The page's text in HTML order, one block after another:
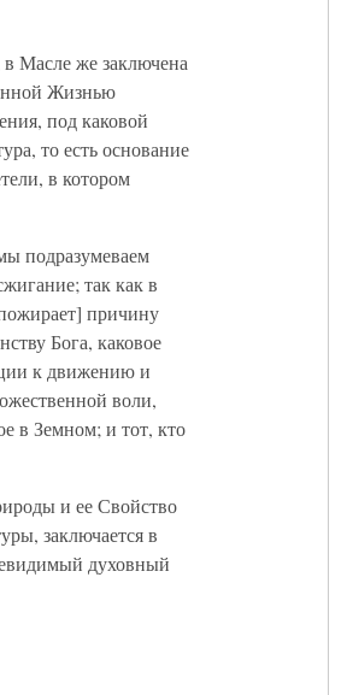
Масле же заключена
Жизнью
под каковой
то есть основание
в котором
подразумеваем
так как в
причину
Бога, каковое
к движению и
воли,
в Земном; и тот, кто
и ее Свойство
заключается в
духовный